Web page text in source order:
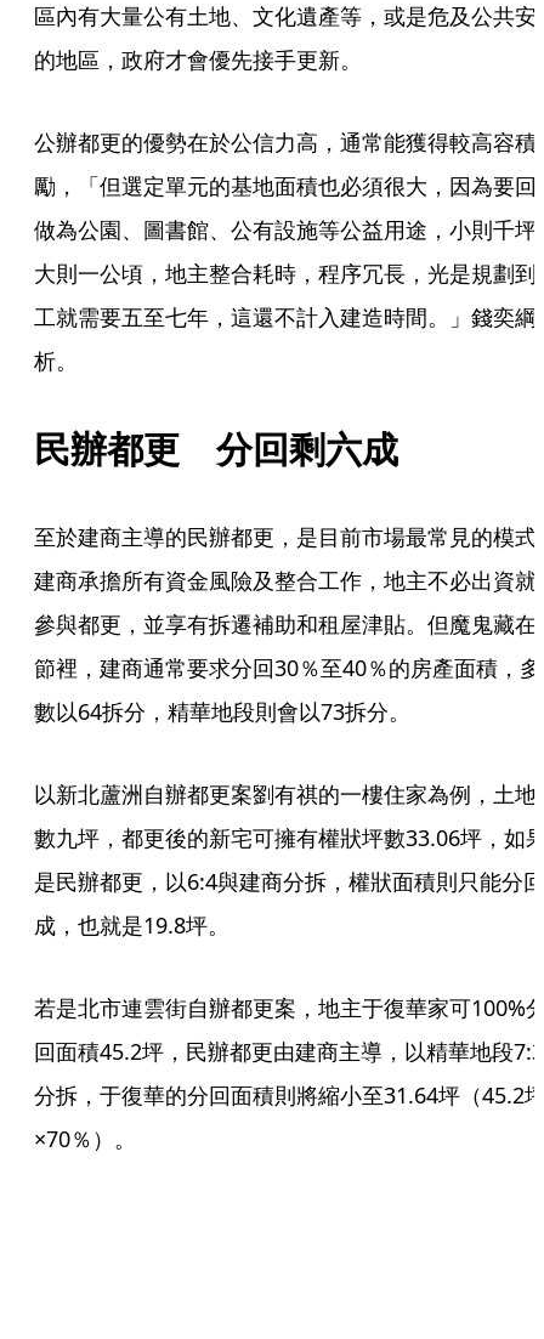
區內有大量公有土地、文化遺產等，或是危及公共安
的地區，政府才會優先接手更新。
公辦都更的優勢在於公信力高，通常能獲得較高容積
勵，「但選定單元的基地面積也必須很大，因為要回
做為公園、圖書館、公有設施等公益用途，小則千坪
大則一公頃，地主整合耗時，程序冗長，光是規劃到
工就需要五至七年，這還不計入建造時間。」錢奕綱
析。
民辦都更　分回剩六成
至於建商主導的民辦都更，是目前市場最常見的模式
建商承擔所有資金風險及整合工作，地主不必出資就
參與都更，並享有拆遷補助和租屋津貼。但魔鬼藏在
節裡，建商通常要求分回30％至40％的房產面積，多
數以64拆分，精華地段則會以73拆分。
以新北蘆洲自辦都更案劉有祺的一樓住家為例，土地
數九坪，都更後的新宅可擁有權狀坪數33.06坪，如
是民辦都更，以6:4與建商分拆，權狀面積則只能分
成，也就是19.8坪。
若是北市連雲街自辦都更案，地主于復華家可100%
回面積45.2坪，民辦都更由建商主導，以精華地段7:3
分拆，于復華的分回面積則將縮小至31.64坪（45.2
×70％）。